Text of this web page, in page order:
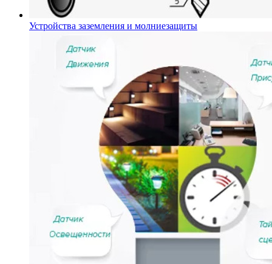
Устройства заземления и молниезащиты